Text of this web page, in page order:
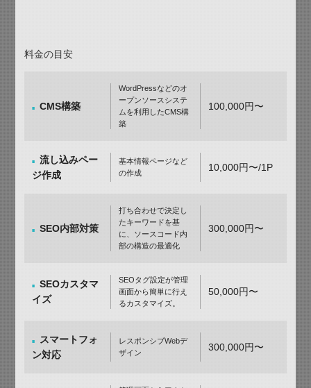
料金の目安
CMS構築
WordPressなどのオ
ープンソースシステ
ムを利用したCMS構
築
100,000円〜
流し込みペー
ジ作成
基本情報ページなど
の作成
10,000円〜/1P
SEO内部対策
打ち合わせで決定し
たキーワードを基
に、ソースコード内
部の構造の最適化
300,000円〜
SEOカスタマ
イズ
SEOタグ設定が管理
画面から簡単に行え
るカスタマイズ。
50,000円〜
スマートフォ
ン対応
レスポンシブWebデ
ザイン
300,000円〜